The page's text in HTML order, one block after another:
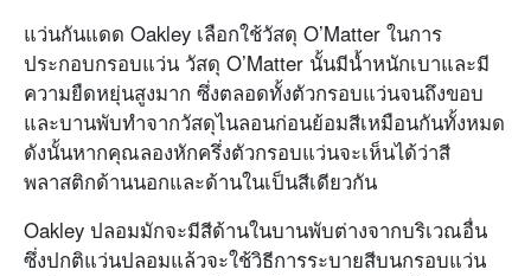
แว่นกันแดด Oakley เลือกใช้วัสดุ O’Matter ในการ
ประกอบกรอบแว่น วัสดุ O’Matter นั้นมีน้ำหนักเบาและมี
ความยืดหยุ่นสูงมาก ซึ่งตลอดทั้งตัวกรอบแว่นจนถึงขอบ
และบานพับทำจากวัสดุไนลอนก่อนย้อมสีเหมือนกันทั้งหมด
ดังนั้นหากคุณลองหักครึ่งตัวกรอบแว่นจะเห็นได้ว่าสี
พลาสติกด้านนอกและด้านในเป็นสีเดียวกัน
Oakley ปลอมมักจะมีสีด้านในบานพับต่างจากบริเวณอื่น
ซึ่งปกติแว่นปลอมแล้วจะใช้วิธีการระบายสีบนกรอบแว่น